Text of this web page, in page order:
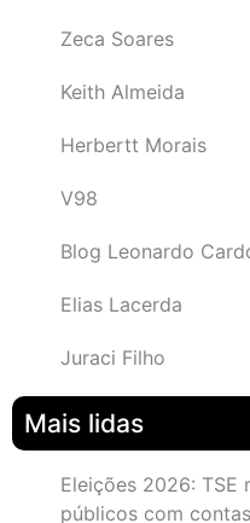
Zeca Soares
Keith Almeida
Herbertt Morais
V98
Blog Leonardo
Elias Lacerda
Juraci Filho
Mais lidas
Eleições 2026: TSE
públicos com